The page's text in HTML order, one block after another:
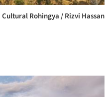
Rohingya / Rizvi Hassan